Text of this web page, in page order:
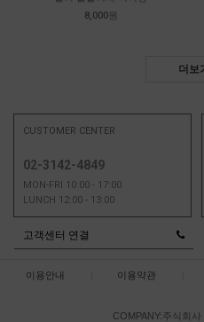
8,000원
더보
CUSTOMER CENTER
02-3142-4849
MON-FRI 10:00 - 17:00
LUNCH 12:00 - 13:00
고객센터 연결
이용안내 이용약관
COMPANY:주식회사